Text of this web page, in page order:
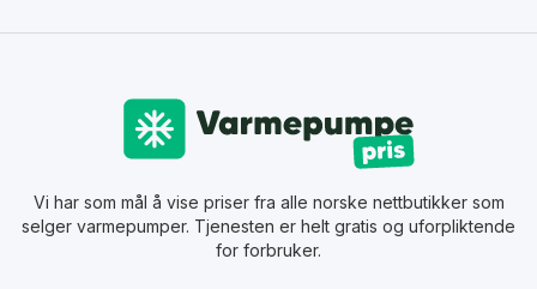
Vi har som mål å vise priser fra alle norske nettbutikker som
selger varmepumper. Tjenesten er helt gratis og uforpliktende
for forbruker.